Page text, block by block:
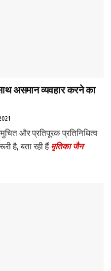
असमान व्यवहार करने का
और प्रतिपूरक प्रतिनिधित्व
है, बता रही हैं मृतिका जैन